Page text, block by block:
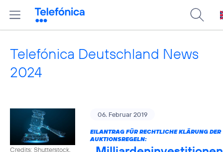
Telefónica Deutschland News
2024
Credits: Shutterstock,
06. Februar 2019
EILANTRAG FÜR RECHTLICHE KLÄRUNG DER
AUKTIONSREGELN: